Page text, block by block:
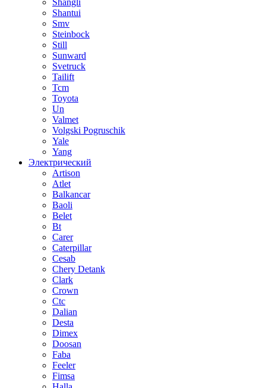
Shantui
Smv
Steinbock
Still
Sunward
Svetruck
Tailift
Tcm
Toyota
Un
Valmet
Volgski Pogruschik
Yale
Yang
Электрический
Artison
Atlet
Balkancar
Baoli
Belet
Bt
Carer
Caterpillar
Cesab
Chery Detank
Clark
Crown
Ctc
Dalian
Desta
Dimex
Doosan
Faba
Feeler
Fimsa